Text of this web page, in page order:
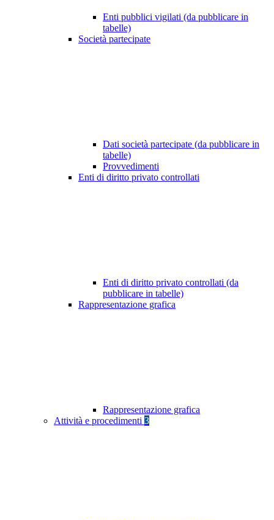
Enti pubblici vigilati (da pubblicare in
tabelle)
Società partecipate
Dati società partecipate (da pubblicare in
tabelle)
Provvedimenti
Enti di diritto privato controllati
Enti di diritto privato controllati (da
pubblicare in tabelle)
Rappresentazione grafica
Rappresentazione grafica
Attività e procedimenti 3